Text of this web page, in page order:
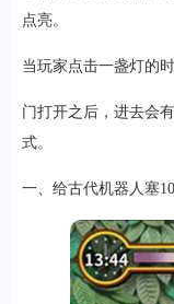
点亮。
当玩家点击一盏灯的
门打开之后，进去会
式。
一、给古代机器人塞